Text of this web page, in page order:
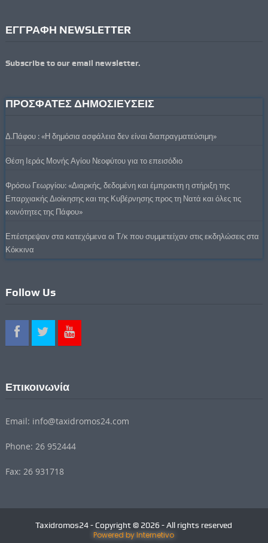
ΕΓΓΡΑΦΗ NEWSLETTER
Subscribe to our email newsletter.
ΠΡΟΣΦΑΤΕΣ ΔΗΜΟΣΙΕΥΣΕΙΣ
Δ.Πάφου : «Η δημόσια ασφάλεια δεν είναι διαπραγματεύσιμη»
Θέση Ιεράς Μονής Αγίου Νεοφύτου για το επεισόδιο
Φρόσω Γεωργίου: «Διαρκής, δεδομένη και έμπρακτη η στήριξη της
Επαρχιακής Διοίκησης και της Κυβέρνησης προς τη Νατά και όλες τις
κοινότητες της Πάφου»
Επέστρεψαν στα κατεχόμενα οι Τ/κ που συμμετείχαν στις εκδηλώσεις στα
Κόκκινα
Follow Us
Επικοινωνία
Email: info@taxidromos24.com
Phone: 26 952444
Fax: 26 931718
Taxidromos24 - Copyright © 2026 - All rights reserved
Powered by Internetivo